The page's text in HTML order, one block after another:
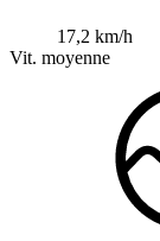
17,2 km/h
Vit. moyenne